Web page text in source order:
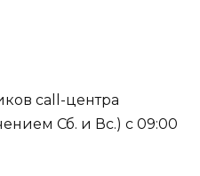
call-центра
Сб. и Вс.) с 09:00